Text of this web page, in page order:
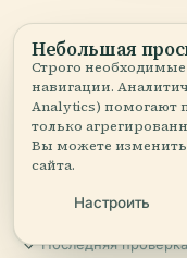
ИСТОЧНИКИ
Проверено
Исследовано и
историческим
и местным
Последняя
Небольшая
Строго
навигации.
Analytics) помогают
только
Вы можете
сайта.
Настроить